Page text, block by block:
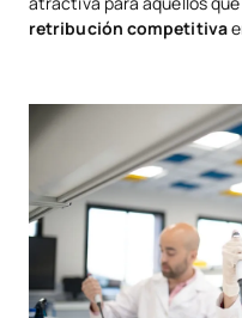
retribución competitiva